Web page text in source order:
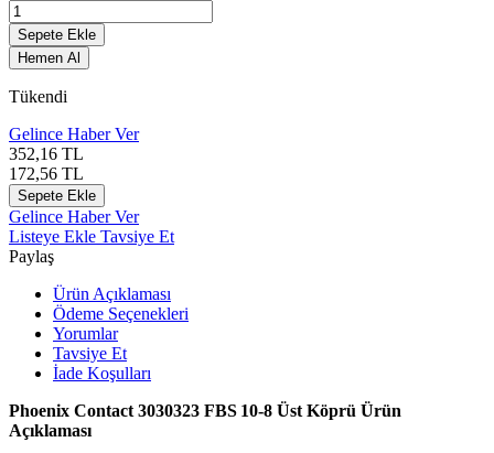
Sepete Ekle
Hemen Al
Tükendi
Gelince Haber Ver
352,16 TL
172,56 TL
Sepete Ekle
Gelince Haber Ver
Listeye Ekle Tavsiye Et
Paylaş
Ürün Açıklaması
Ödeme Seçenekleri
Yorumlar
Tavsiye Et
İade Koşulları
Phoenix Contact 3030323 FBS 10‑8 Üst Köprü Ürün
Açıklaması